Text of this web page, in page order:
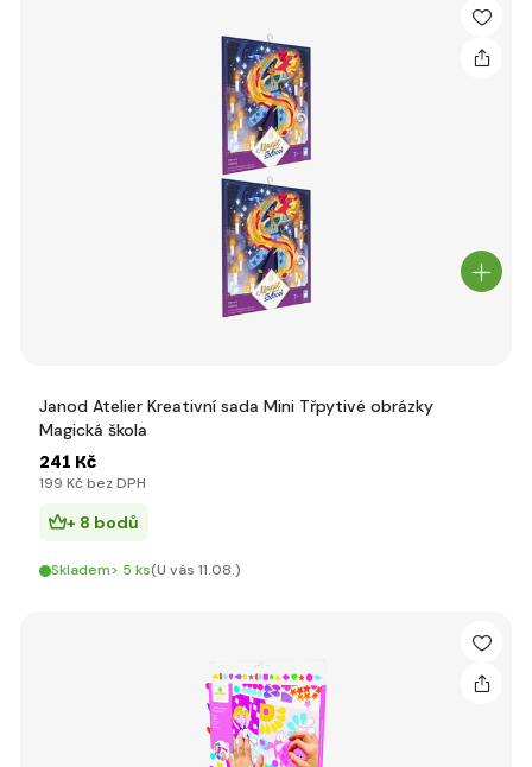
Janod Atelier Kreativní sada Mini Třpytivé obrázky
Magická škola
241 Kč
199 Kč bez DPH
+ 8 bodů
Skladem> 5 ks(U vás 11.08.)